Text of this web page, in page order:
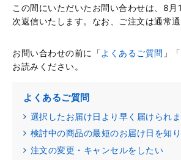
この間にいただいたお問い合わせは、8
次返信いたします。なお、ご注文は通常通
お問い合わせの前に「よくあるご質問 」「
お読みください。
よくあるご質問
選択したお届け日より早く届けられ
検討中の商品の最短のお届け日を知
注文の変更・キャンセルをしたい